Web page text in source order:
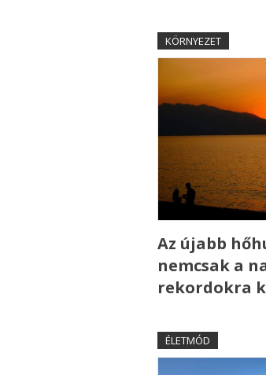
KÖRNYEZET
Az újabb
nemcsak a
rekordokra
ÉLETMÓD